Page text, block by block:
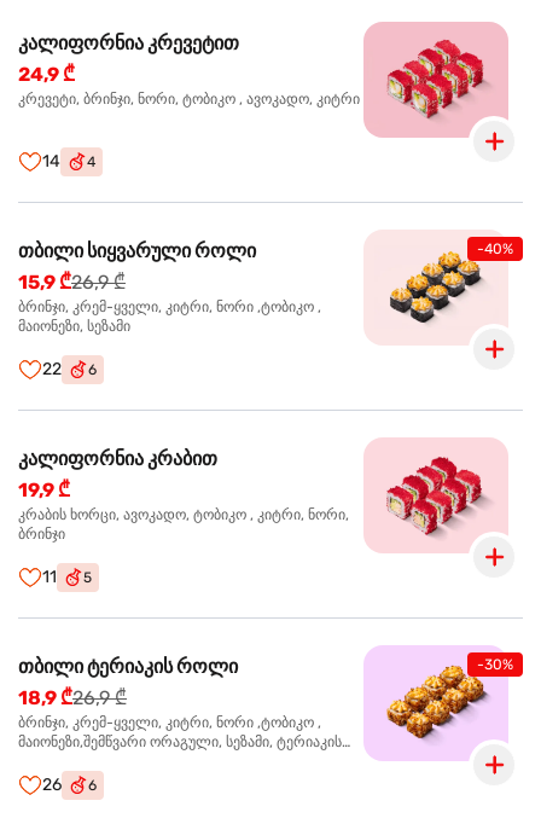
კალიფორნია კრევეტით
24,9 ₾
კრევეტი, ბრინჯი, ნორი, ტობიკო , ავოკადო, კიტრი
14 4
-40%
თბილი სიყვარული როლი
15,9 ₾26,9 ₾
ბრინჯი, კრემ-ყველი, კიტრი, ნორი ,ტობიკო ,
მაიონეზი, სეზამი
22 6
კალიფორნია კრაბით
19,9 ₾
კრაბის ხორცი, ავოკადო, ტობიკო , კიტრი, ნორი,
ბრინჯი
11 5
-30%
თბილი ტერიაკის როლი
18,9 ₾26,9 ₾
ბრინჯი, კრემ-ყველი, კიტრი, ნორი ,ტობიკო ,
მაიონეზი,შემწვარი ორაგული, სეზამი, ტერიაკის
26 6